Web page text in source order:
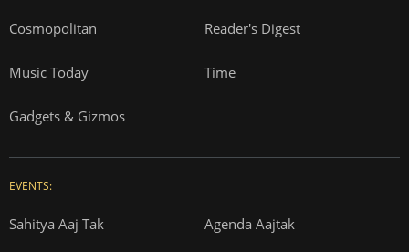
Cosmopolitan Reader's Digest
Music Today Time
Gadgets & Gizmos
EVENTS:
Sahitya Aaj Tak Agenda Aajtak